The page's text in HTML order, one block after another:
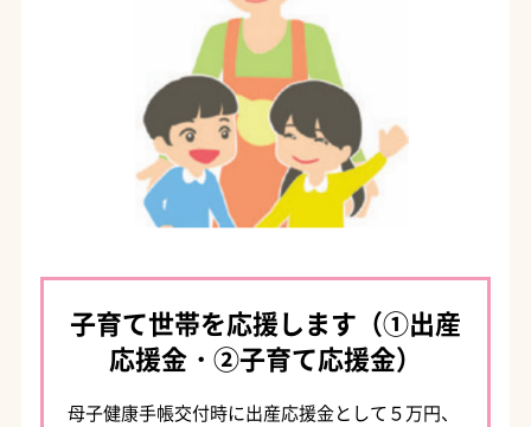
子育て世帯を応援します（①出産
応援金・②子育て応援金）
母子健康手帳交付時に出産応援金として５万円、